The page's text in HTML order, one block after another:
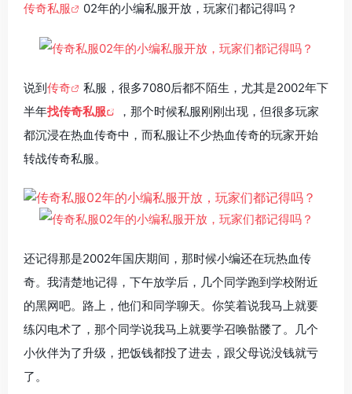
传奇私服 02年的小编私服开放，玩家们都记得吗？
说到传奇
私服，很多7080后都不陌生，尤其是2002年下
半年找传奇私服
，那个时候私服刚刚出现，但很多玩家
都沉浸在热血传奇中，而私服让不少热血传奇的玩家开始
转战传奇私服。
还记得那是2002年国庆期间，那时候小编还在玩热血传
奇。我清楚地记得，下午放学后，几个同学跑到学校附近
的黑网吧。路上，他们和同学聊天。你笑着说我马上就要
练闪电术了，那个同学说我马上就要学召唤骷髅了。几个
小伙伴为了升级，把饭钱都投了进去，跟父母说没钱就亏
了。